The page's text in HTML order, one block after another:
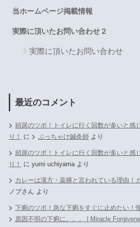
当ホームページ掲載情報
実際に頂いたお問い合わせ２
実際に頂いたお問い合わせ
最近のコメント
頻尿のツボ！トイレに行く回数が多いと感
り！
に ぶっちゃけ鍼灸師 より
頻尿のツボ！トイレに行く回数が多いと感
り！
に yumi uchiyamaより
カレーは漢方・薬膳と言われている理由！
ノブさん より
下痢のツボ！急な下痢をすぐに止めたい！
原因不明の下痢に。。。 | Miracle